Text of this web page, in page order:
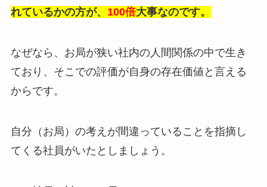
れているかの方が、 100倍大事なのです。
なぜなら、お局が狭い社内の人間関係の中で生き
ており、そこでの評価が自身の存在価値と言える
からです。
自分（お局）の考えが間違っていることを指摘し
てくる社員がいたとしましょう。